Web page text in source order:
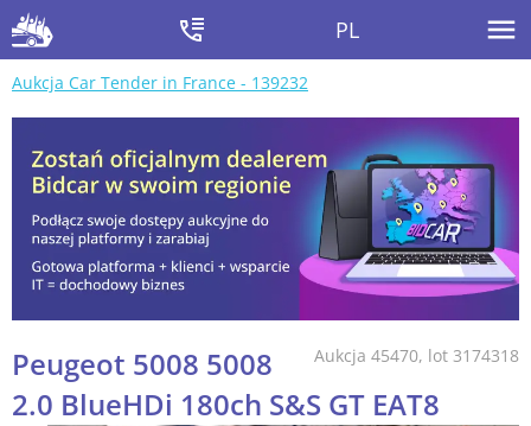
PL
Aukcja Car Tender in France - 139232
Aukcja 45470, lot 3174318
Peugeot 5008 5008
2.0 BlueHDi 180ch S&S GT EAT8